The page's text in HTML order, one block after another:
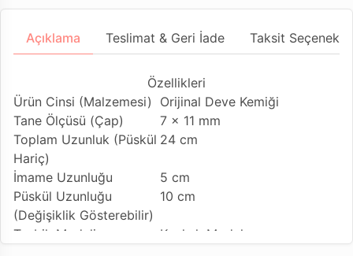
Açıklama Teslimat & Geri İade Taksit
Özellikleri
Ürün Cinsi (Malzemesi)
Orijinal Deve Kemiği
Tane Ölçüsü (Çap)
7 x 11 mm
Toplam Uzunluk (Püskül
Hariç)
24 cm
İmame Uzunluğu
5 cm
Püskül Uzunluğu
(Değişiklik Gösterebilir)
10 cm
Tesbih Modeli
Kızılcık Model